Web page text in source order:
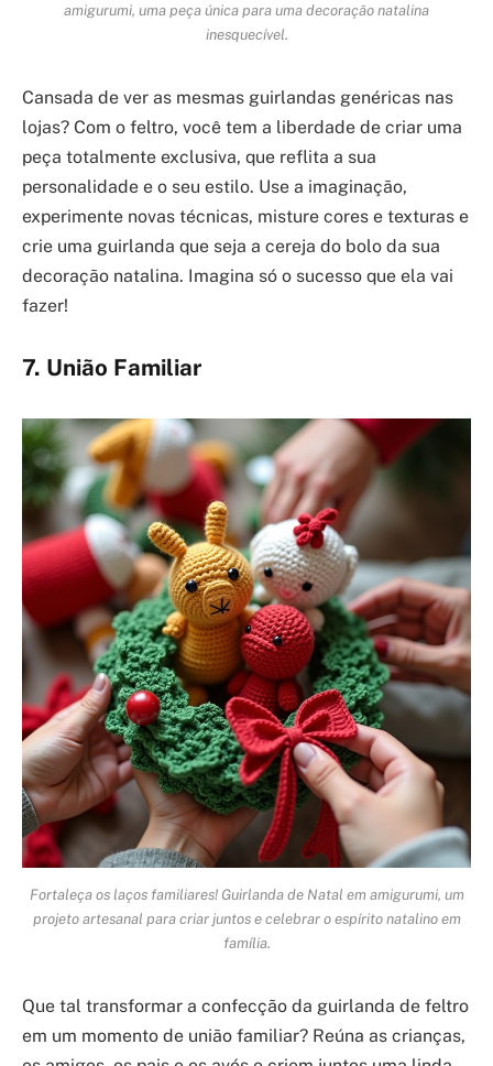
amigurumi, uma peça única para uma decoração natalina
inesquecível.
Cansada de ver as mesmas guirlandas genéricas nas
lojas? Com o feltro, você tem a liberdade de criar uma
peça totalmente exclusiva, que reflita a sua
personalidade e o seu estilo. Use a imaginação,
experimente novas técnicas, misture cores e texturas e
crie uma guirlanda que seja a cereja do bolo da sua
decoração natalina. Imagina só o sucesso que ela vai
fazer!
7. União Familiar
Fortaleça os laços familiares! Guirlanda de Natal em amigurumi, um
projeto artesanal para criar juntos e celebrar o espírito natalino em
família.
Que tal transformar a confecção da guirlanda de feltro
em um momento de união familiar? Reúna as crianças,